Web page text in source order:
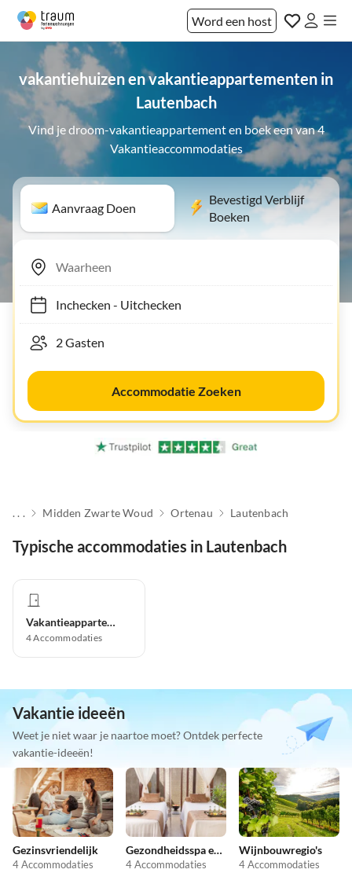
Word een host
vakantiehuizen en vakantieappartementen in
Lautenbach
Vind je droom-vakantieappartement en boek een van 4
Vakantieaccommodaties
Aanvraag Doen
Bevestigd Verblijf
Boeken
Inchecken- Uitchecken
Accommodatie Zoeken
. . . Midden Zwarte Woud Ortenau Lautenbach
Typische accommodaties in Lautenbach
Vakantieappartement
4Accommodaties
Vakantie ideeën
Weet je niet waar je naartoe moet? Ontdek perfecte
vakantie-ideeën!
Gezinsvriendelijk
4 Accommodaties
Gezondheidsspa en schoonheid
4 Accommodaties
Wijnbouwregio's
4 Accommodaties